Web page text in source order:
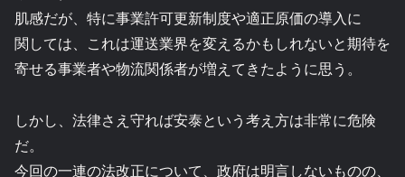
肌感だが、特に事業許可更新制度や適正原価の導入に
関しては、これは運送業界を変えるかもしれないと期待を
寄せる事業者や物流関係者が増えてきたように思う。
しかし、法律さえ守れば安泰という考え方は非常に危険
だ。
今回の一連の法改正について、政府は明言しないものの、